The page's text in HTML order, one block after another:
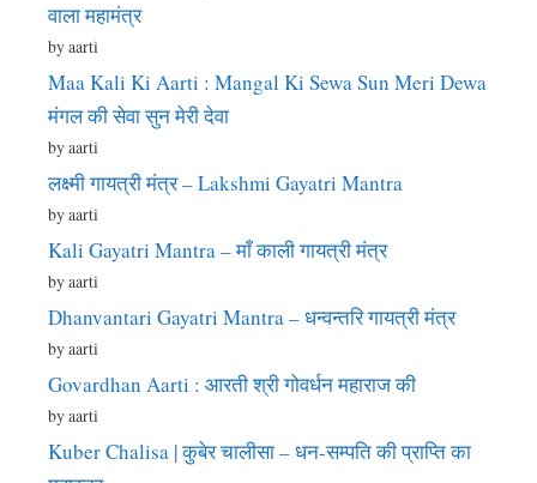
वाला महामंत्र
by aarti
Maa Kali Ki Aarti : Mangal Ki Sewa Sun Meri Dewa
मंगल की सेवा सुन मेरी देवा
by aarti
लक्ष्मी गायत्री मंत्र – Lakshmi Gayatri Mantra
by aarti
Kali Gayatri Mantra – माँ काली गायत्री मंत्र
by aarti
Dhanvantari Gayatri Mantra – धन्वन्तरि गायत्री मंत्र
by aarti
Govardhan Aarti : आरती श्री गोवर्धन महाराज की
by aarti
Kuber Chalisa | कुबेर चालीसा – धन-सम्पति की प्राप्ति का